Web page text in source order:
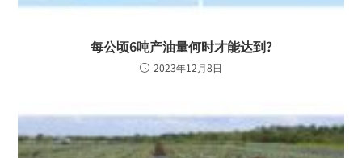
每公顷6吨产油量何时才能达到?
2023年12月8日